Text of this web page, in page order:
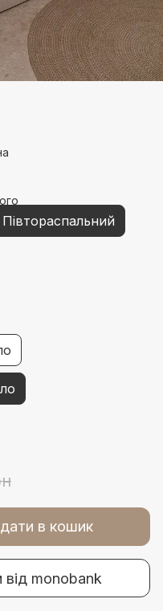
Півтораспальний
в кошик
monobank